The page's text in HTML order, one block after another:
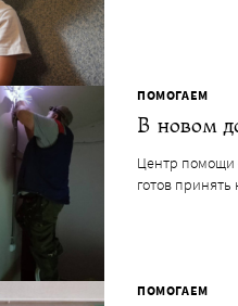
ПОМОГАЕМ
В новом
Центр помощи
готов
ПОМОГАЕМ